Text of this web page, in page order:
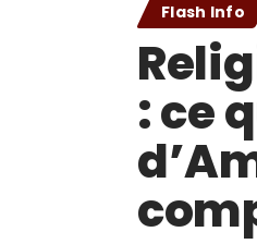
Flash Info
: ce